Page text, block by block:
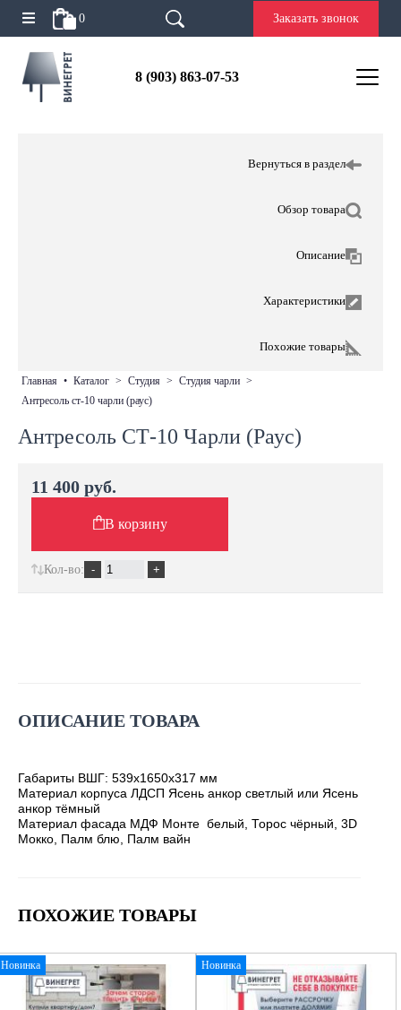
0 Заказать звонок
8 (903) 863-07-53
Вернуться в раздел
Обзор товара
Описание
Характеристики
Похожие товары
главная • каталог > студия > студия чарли >
антресоль ст-10 чарли (раус)
Антресоль СТ-10 Чарли (Раус)
ОПИСАНИЕ ТОВАРА
Габариты ВШГ: 539х1650х317 мм
Материал корпуса ЛДСП Ясень анкор светлый или Ясень
анкор тёмный
Материал фасада МДФ Монте белый, Торос чёрный, 3D
Мокко, Палм блю, Палм вайн
ПОХОЖИЕ ТОВАРЫ
Новинка Новинка
11 400 руб.
В корзину
Кол-во: